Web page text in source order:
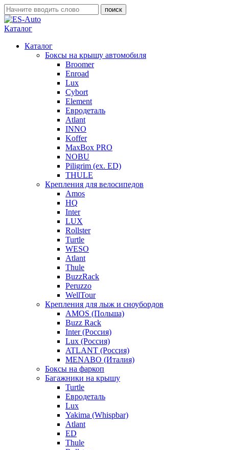
Каталог
Каталог
Боксы на крышу автомобиля
Broomer
Enroad
Lux
Cybort
Element
Евродеталь
Atlant
INNO
Koffer
MaxBox PRO
NOBU
Piligrim (ex. ED)
THULE
Крепления для велосипедов
Amos
HQ
Inter
LUX
Rollster
Turtle
WESO
Atlant
Thule
BuzzRack
Peruzzo
WellTour
Крепления для лыж и сноубордов
AMOS (Польша)
Buzz Rack
Inter (Россия)
Lux (Россия)
ATLANT (Россия)
MENABO (Италия)
Боксы на фаркоп
Багажники на крышу
Turtle
Евродеталь
Lux
Yakima (Whispbar)
Atlant
ED
Thule